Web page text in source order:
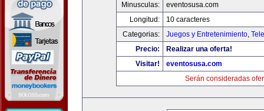
Minusculas:
eventosusa.com
Longitud:
10 caracteres
Categorias:
Juegos y Entretenimiento,
Precio:
Realizar una oferta!
Visitar!
eventosusa.com
Serán consideradas